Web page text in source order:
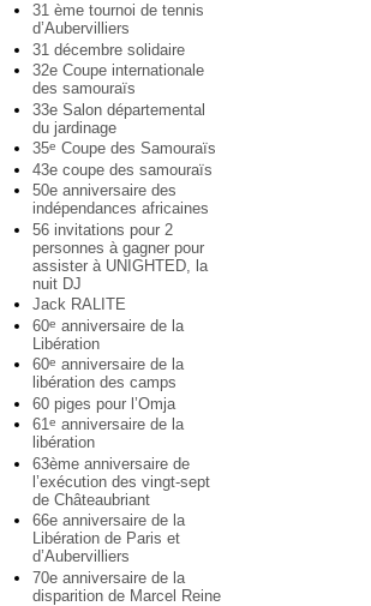
31 ème tournoi de tennis
d’Aubervilliers
31 décembre solidaire
32e Coupe internationale
des samouraïs
33e Salon départemental
du jardinage
35e Coupe des Samouraïs
43e coupe des samouraïs
50e anniversaire des
indépendances africaines
56 invitations pour 2
personnes à gagner pour
assister à UNIGHTED, la
nuit DJ
Jack RALITE
60e anniversaire de la
Libération
60e anniversaire de la
libération des camps
60 piges pour l’Omja
61e anniversaire de la
libération
63ème anniversaire de
l’exécution des vingt-sept
de Châteaubriant
66e anniversaire de la
Libération de Paris et
d’Aubervilliers
70e anniversaire de la
disparition de Marcel Reine